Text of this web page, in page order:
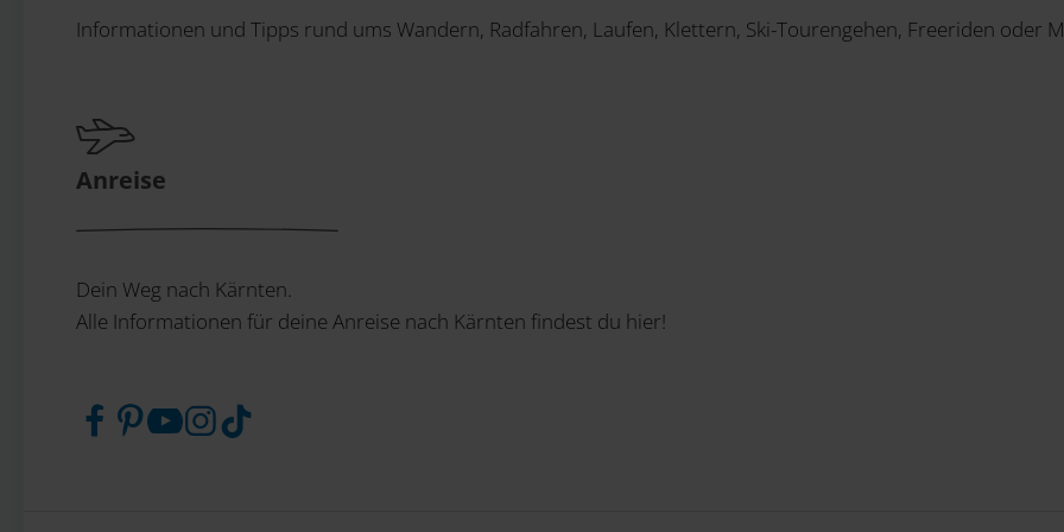
Informationen und Tipps rund ums Wandern, Radfahren, Laufen, Klettern, Ski-Tourengehen, Freeriden oder
Anreise
Dein Weg nach Kärnten.
Alle Informationen für deine Anreise nach Kärnten findest du hier!